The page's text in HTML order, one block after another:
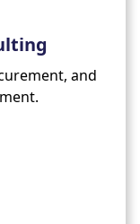
and